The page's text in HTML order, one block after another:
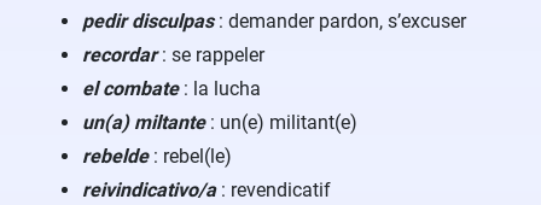
pedir disculpas: demander pardon, s’excuser
recordar : se rappeler
el combate: la lucha
un(a) miltante: un(e) militant(e)
rebelde : rebel(le)
reivindicativo/a: revendicatif